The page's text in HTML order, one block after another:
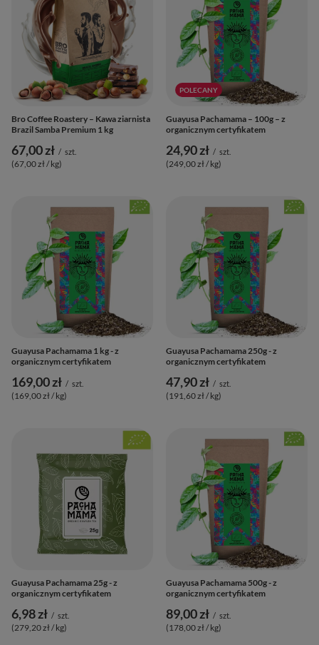
Bro Coffee Roastery – Kawa ziarnista
Brazil Samba Premium 1 kg
67,00 zł / szt.
(67,00 zł / kg)
POLECANY
Guayusa Pachamama – 100g – z
organicznym certyfikatem
24,90 zł / szt.
(249,00 zł / kg)
Guayusa Pachamama 1 kg - z
organicznym certyfikatem
169,00 zł / szt.
(169,00 zł / kg)
Guayusa Pachamama 250g - z
organicznym certyfikatem
47,90 zł / szt.
(191,60 zł / kg)
Guayusa Pachamama 25g - z
organicznym certyfikatem
6,98 zł / szt.
(279,20 zł / kg)
Guayusa Pachamama 500g - z
organicznym certyfikatem
89,00 zł / szt.
(178,00 zł / kg)